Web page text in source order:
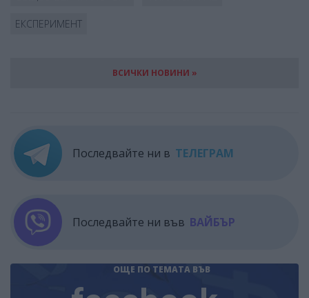
ЕКСПЕРИМЕНТ
ВСИЧКИ НОВИНИ »
Последвайте ни в ТЕЛЕГРАМ
Последвайте ни във ВАЙБЪР
ОЩЕ ПО ТЕМАТА ВЪВ